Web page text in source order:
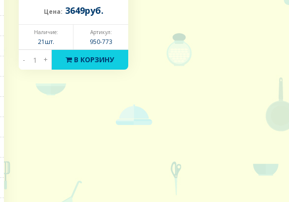
Цена: 3649руб.
Наличие:
21шт.
Артикул:
950-773
- + В КОРЗИНУ